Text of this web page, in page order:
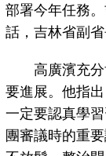
部署今年任務
話，吉林省副省
高廣濱充分
要進展。他指
一定要認真學
團審議時的重